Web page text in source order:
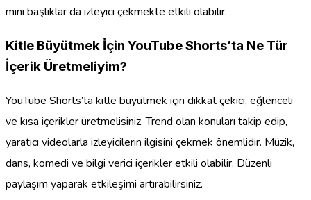
mini başlıklar da izleyici çekmekte etkili olabilir.
Kitle Büyütmek İçin YouTube Shorts’ta Ne Tür
İçerik Üretmeliyim?
YouTube Shorts’ta kitle büyütmek için dikkat çekici, eğlenceli
ve kısa içerikler üretmelisiniz. Trend olan konuları takip edip,
yaratıcı videolarla izleyicilerin ilgisini çekmek önemlidir. Müzik,
dans, komedi ve bilgi verici içerikler etkili olabilir. Düzenli
paylaşım yaparak etkileşimi artırabilirsiniz.